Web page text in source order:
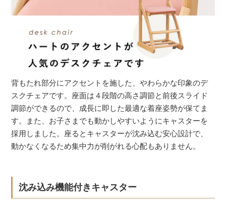
背もたれ部分にアクセントを施した、やわらかな印象のデ
スクチェアです。座面は４段階の高さ調節と前後スライド
調節ができるので、成長に即した最適な着座姿勢が保てま
す。また、お子さまでも動かしやすいようにキャスターを
採用しました。座るとキャスターが沈み込む安心設計で、
動かなくなるため集中力が削がれる心配もありません。
沈み込み機能付きキャスター